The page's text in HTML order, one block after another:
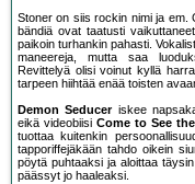
Stoner on siis rockin nimi ja em.
bändiä ovat taatusti
paikoin turhankin pahasti.
maneereja, mutta saa
Revittelyä olisi voinut kyllä
tarpeen hiihtää enää toisten
Demon Seduceriskee
eikä videobiisi Come to See
tuottaa kuitenkin
tapporiffejäkään tahdo oikein
pöytä puhtaaksi ja aloittaa
päässyt jo haaleaksi.